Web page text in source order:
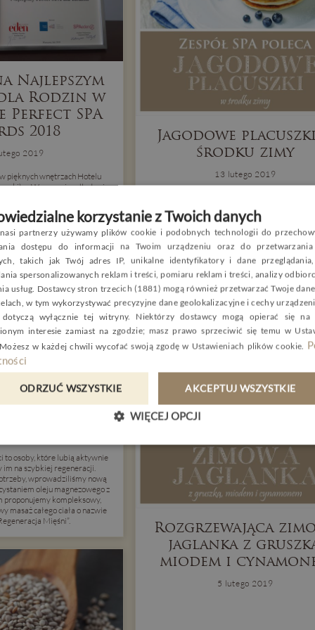
Najlepszym
Rodzin w
Perfect SPA
2018
2019
pięknych wnętrzach Hotelu
w Warszawie odbyła się
przez Magazyn Eden i
SPAeden.pl.
Jagodowe
środku zimy
13 lutego 2019
to osoby, które lubią aktywnie
im na szybkiej regeneracji.
wprowadziliśmy nową
oleju magnezowego z
proponujemy kompleksowy,
masaż całego ciała o nazwie
Mięśni”.
Rozgrzewająca
jaglanka z
miodem i
5 lutego 2019
korzystanie z Twoich danych
partnerzy używamy plików cookie i podobnych technologii do
dostępu do informacji na Twoim urządzeniu oraz do
takich jak Twój adres IP, unikalne identyfikatory i dane
spersonalizowanych reklam i treści, pomiaru reklam i treści, analizy
usług. Dostawcy stron trzecich (1881) mogą również przetwarzać Twoje
w tym wykorzystywać precyzyjne dane geolokalizacyjne i cechy
wyłącznie tej witryny. Niektórzy dostawcy mogą opierać się na
interesie zamiast na zgodzie; masz prawo sprzeciwić się temu w
w każdej chwili wycofać swoją zgodę w Ustawieniach plików cookie.
AKCEPTUJ WSZYSTKIE
ODRZUĆ WSZYSTKIE
WIĘCEJ OPCJI